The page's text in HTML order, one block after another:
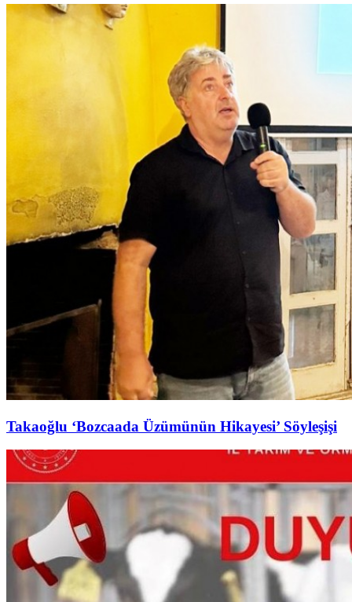
Takaoğlu ‘Bozcaada Üzümünün Hikayesi’ Söyleşişi